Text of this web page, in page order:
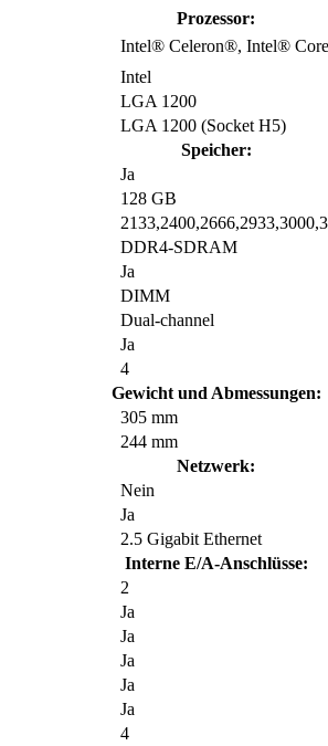
Prozessor:
Intel® Celeron®, Intel®
Intel
LGA 1200
LGA 1200 (Socket H5)
Speicher:
Ja
128 GB
DDR4-SDRAM
Ja
DIMM
Dual-channel
Ja
4
Gewicht und Abmessungen:
305 mm
244 mm
Netzwerk:
Nein
Ja
2.5 Gigabit Ethernet
Interne E/A-Anschlüsse:
2
Ja
Ja
Ja
Ja
Ja
4